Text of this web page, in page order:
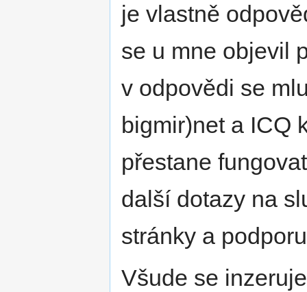
je vlastně
se u mne objevil
v odpovědi se
bigmir)net a ICQ
přestane
další dotazy na
stránky a
Všude se